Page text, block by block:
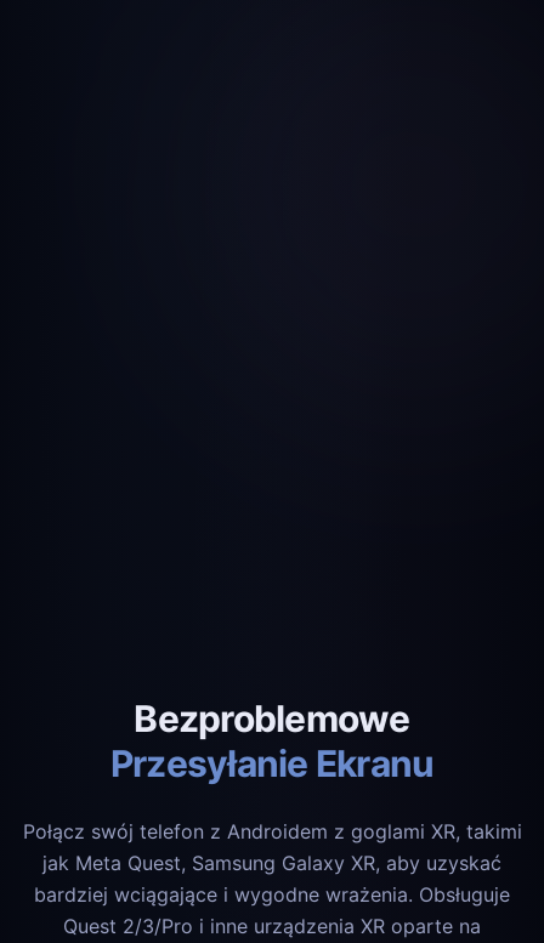
Bezproblemowe
Przesyłanie Ekranu
Połącz swój telefon z Androidem z goglami XR, takimi
jak Meta Quest, Samsung Galaxy XR, aby uzyskać
bardziej wciągające i wygodne wrażenia. Obsługuje
Quest 2/3/Pro i inne urządzenia XR oparte na